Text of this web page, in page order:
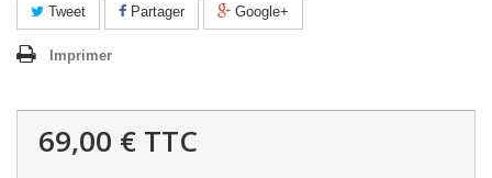
Tweet Partager Google+
Imprimer
69,00 € TTC